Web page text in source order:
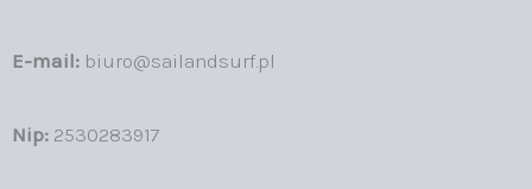
E-mail: biuro@sailandsurf.pl
Nip: 2530283917